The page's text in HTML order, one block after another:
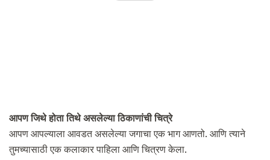
आपण जिथे होता तिथे असलेल्या ठिकाणांची चित्रे
आपण आपल्याला आवडत असलेल्या जगाचा एक भाग आणतो. आणि त्याने
तुमच्यासाठी एक कलाकार पाहिला आणि चित्रण केला.